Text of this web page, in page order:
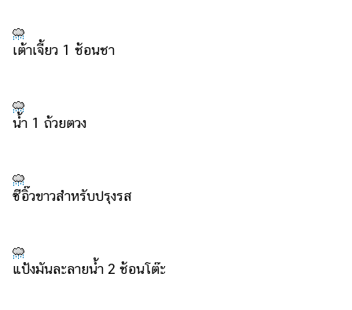
คอร์ส
ออนไลน์
ออนไลน์
แจ้ง
งาน
เต้าเจี้ยว 1 ช้อนชา
น้ำ 1 ถ้วยตวง
ซีอิ๊วขาวสำหรับปรุงรส
แป้งมันละลายน้ำ 2 ช้อนโต๊ะ